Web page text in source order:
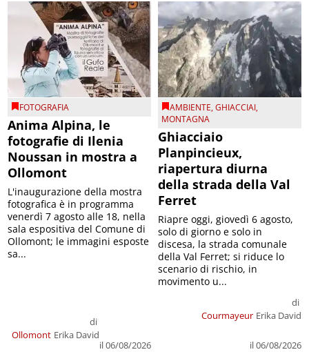
FOTOGRAFIA
Anima Alpina, le
fotografie di Ilenia
Noussan in mostra a
Ollomont
Ollomont
di
Erika David
il 06/08/2026
L'inaugurazione della mostra
fotografica è in programma
venerdì 7 agosto alle 18, nella
sala espositiva del Comune di
Ollomont; le immagini esposte
sa...
AMBIENTE,GHIACCIAI,
MONTAGNA
Ghiacciaio
Planpincieux,
riapertura diurna
della strada della Val
Ferret
Courmayeur
di
Erika David
il 06/08/2026
Riapre oggi, giovedì 6 agosto,
solo di giorno e solo in
discesa, la strada comunale
della Val Ferret; si riduce lo
scenario di rischio, in
movimento u...